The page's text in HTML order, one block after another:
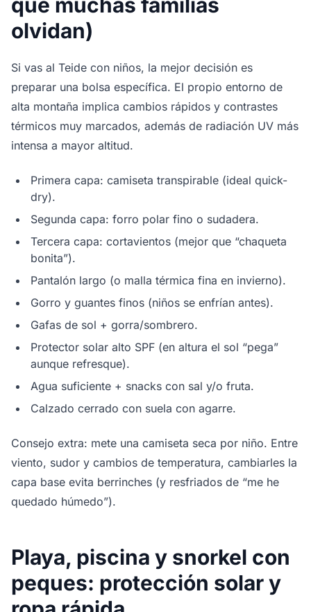
que muchas familias
olvidan)
Si vas al Teide con niños, la mejor decisión es
preparar una bolsa específica. El propio entorno de
alta montaña implica cambios rápidos y contrastes
térmicos muy marcados, además de radiación UV más
intensa a mayor altitud.
Primera capa: camiseta transpirable (ideal quick-
dry).
Segunda capa: forro polar fino o sudadera.
Tercera capa: cortavientos (mejor que “chaqueta
bonita”).
Pantalón largo (o malla térmica fina en invierno).
Gorro y guantes finos (niños se enfrían antes).
Gafas de sol + gorra/sombrero.
Protector solar alto SPF (en altura el sol “pega”
aunque refresque).
Agua suficiente + snacks con sal y/o fruta.
Calzado cerrado con suela con agarre.
Consejo extra: mete una camiseta seca por niño. Entre
viento, sudor y cambios de temperatura, cambiarles la
capa base evita berrinches (y resfriados de “me he
quedado húmedo”).
Playa, piscina y snorkel con
peques: protección solar y